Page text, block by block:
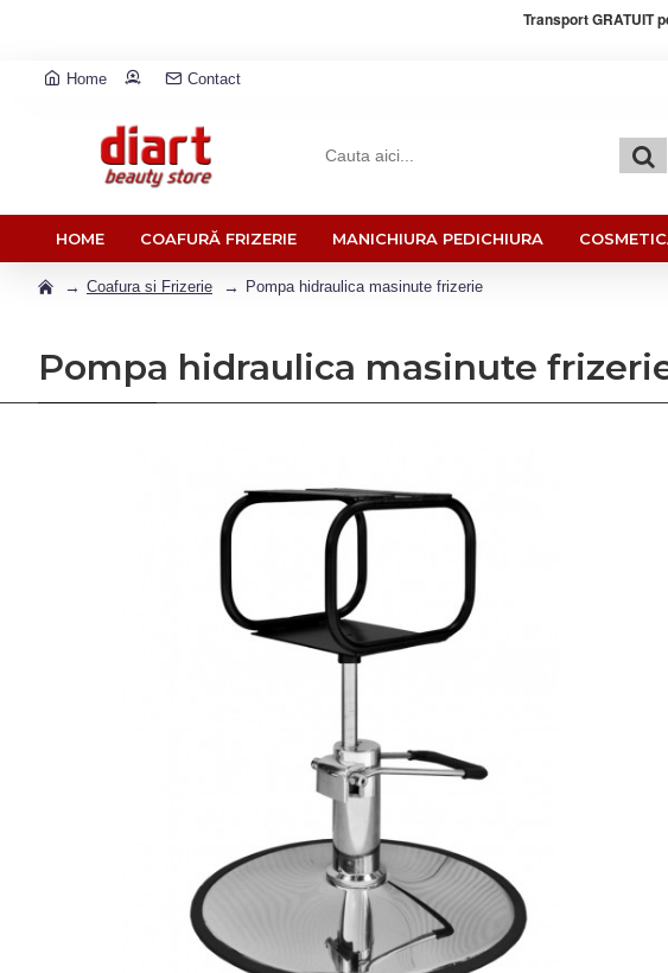
Transport GRATUIT
Home Contact
HOME COAFURĂ FRIZERIE MANICHIURA PEDICHIURA
Coafura si Frizerie Pompa hidraulica masinute frizerie
Pompa hidraulica masinute